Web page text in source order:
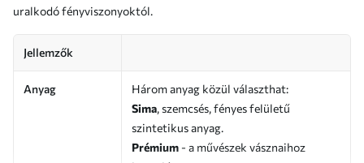
uralkodó fényviszonyoktól.
Jellemzők
Anyag
Három anyag közül választhat:
Sima, szemcsés, fényes felületű
szintetikus anyag.
Prémium - a művészek vásznaihoz